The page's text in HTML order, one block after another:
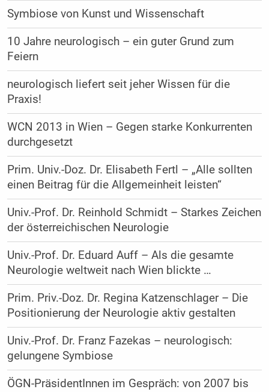
Symbiose von Kunst und Wissenschaft
10 Jahre neurologisch – ein guter Grund zum
Feiern
neurologisch liefert seit jeher Wissen für die
Praxis!
WCN 2013 in Wien – Gegen starke Konkurrenten
durchgesetzt
Prim. Univ.-Doz. Dr. Elisabeth Fertl – „Alle sollten
einen Beitrag für die Allgemeinheit leisten“
Univ.-Prof. Dr. Reinhold Schmidt – Starkes Zeichen
der österreichischen Neurologie
Univ.-Prof. Dr. Eduard Auff – Als die gesamte
Neurologie weltweit nach Wien blickte …
Prim. Priv.-Doz. Dr. Regina Katzenschlager – Die
Positionierung der Neurologie aktiv gestalten
Univ.-Prof. Dr. Franz Fazekas – neurologisch:
gelungene Symbiose
ÖGN-PräsidentInnen im Gespräch: von 2007 bis